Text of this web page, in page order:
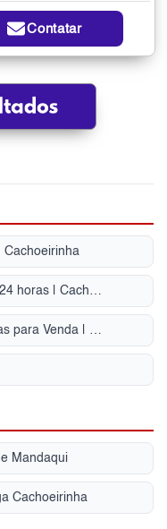
Contatar
Cachoeirinha
Alugar Apartamento com portaria 24 horas | Cachoeirinha
Apartamento com portaria 24 horas para Venda | Cachoeirinha
Mandaqui
Cachoeirinha